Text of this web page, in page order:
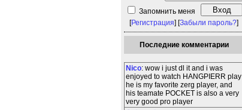
Запомнить меня
[Регистрация] [Забыли пароль?]
Последние комментарии
Nico: wow i just dl it and i was
enjoyed to watch HANGPIERR play
he is my favorite zerg player, and
his teamate POCKET is also a very
very good pro player